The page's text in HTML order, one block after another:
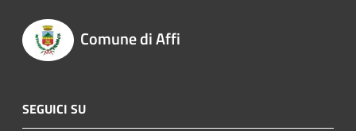
Comune di Affi
SEGUICI SU